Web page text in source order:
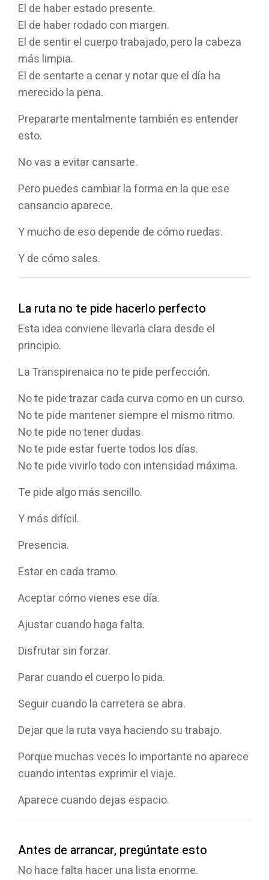
El de haber estado presente.
El de haber rodado con margen.
El de sentir el cuerpo trabajado, pero la cabeza
más limpia.
El de sentarte a cenar y notar que el día ha
merecido la pena.
Prepararte mentalmente también es entender
esto.
No vas a evitar cansarte.
Pero puedes cambiar la forma en la que ese
cansancio aparece.
Y mucho de eso depende de cómo ruedas.
Y de cómo sales.
La ruta no te pide hacerlo perfecto
Esta idea conviene llevarla clara desde el
principio.
La Transpirenaica no te pide perfección.
No te pide trazar cada curva como en un curso.
No te pide mantener siempre el mismo ritmo.
No te pide no tener dudas.
No te pide estar fuerte todos los días.
No te pide vivirlo todo con intensidad máxima.
Te pide algo más sencillo.
Y más difícil.
Presencia.
Estar en cada tramo.
Aceptar cómo vienes ese día.
Ajustar cuando haga falta.
Disfrutar sin forzar.
Parar cuando el cuerpo lo pida.
Seguir cuando la carretera se abra.
Dejar que la ruta vaya haciendo su trabajo.
Porque muchas veces lo importante no aparece
cuando intentas exprimir el viaje.
Aparece cuando dejas espacio.
Antes de arrancar, pregúntate esto
No hace falta hacer una lista enorme.